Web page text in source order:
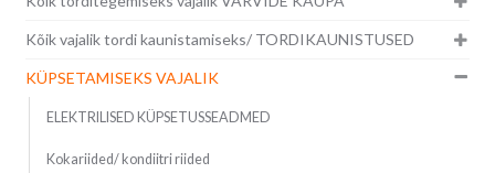
Kõik vajalik tordi kaunistamiseks/ TORDIKAUNISTUSED
KÜPSETAMISEKS VAJALIK
ELEKTRILISED KÜPSETUSSEADMED
Kokariided/ kondiitri riided